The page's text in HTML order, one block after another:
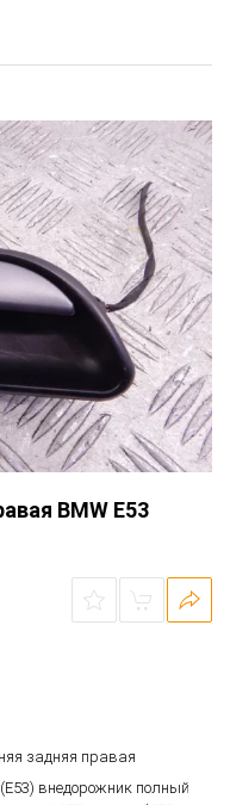
BMW E53
задняя правая
внедорожник полный